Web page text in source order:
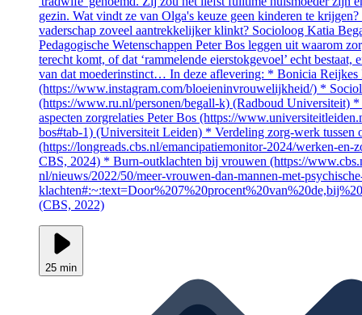
gezin. Wat vindt ze van Olga's keuze geen kinderen te
vaderschap zoveel aantrekkelijker klinkt? Socioloog Katia
Pedagogische Wetenschappen Peter Bos leggen uit waarom
terecht komt, of dat ‘rammelende eierstokgevoel’ echt
van dat moederinstinct… In deze aflevering: * Bonicia Reijkes
(https://www.instagram.com/bloeieninvrouwelijkheid/) *
(https://www.ru.nl/personen/begall-k) (Radboud Universiteit)
aspecten zorgrelaties Peter Bos (https://
bos#tab-1) (Universiteit Leiden) * Verdeling zorg-werk tussen
(https://longreads.cbs.nl/emancipatiemonitor-2024/werken-en-
CBS, 2024) * Burn-outklachten bij vrouwen (https://
nl/nieuws/2022/50/meer-vrouwen-dan-mannen-met-
(CBS, 2022)
25 min